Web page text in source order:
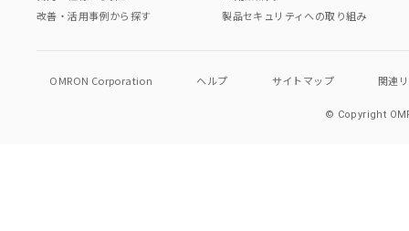
改善・活用事例から探す
製品セキュリティへの取り組み
OMRON Corporation ヘルプ サイトマップ 関連
© Copyright